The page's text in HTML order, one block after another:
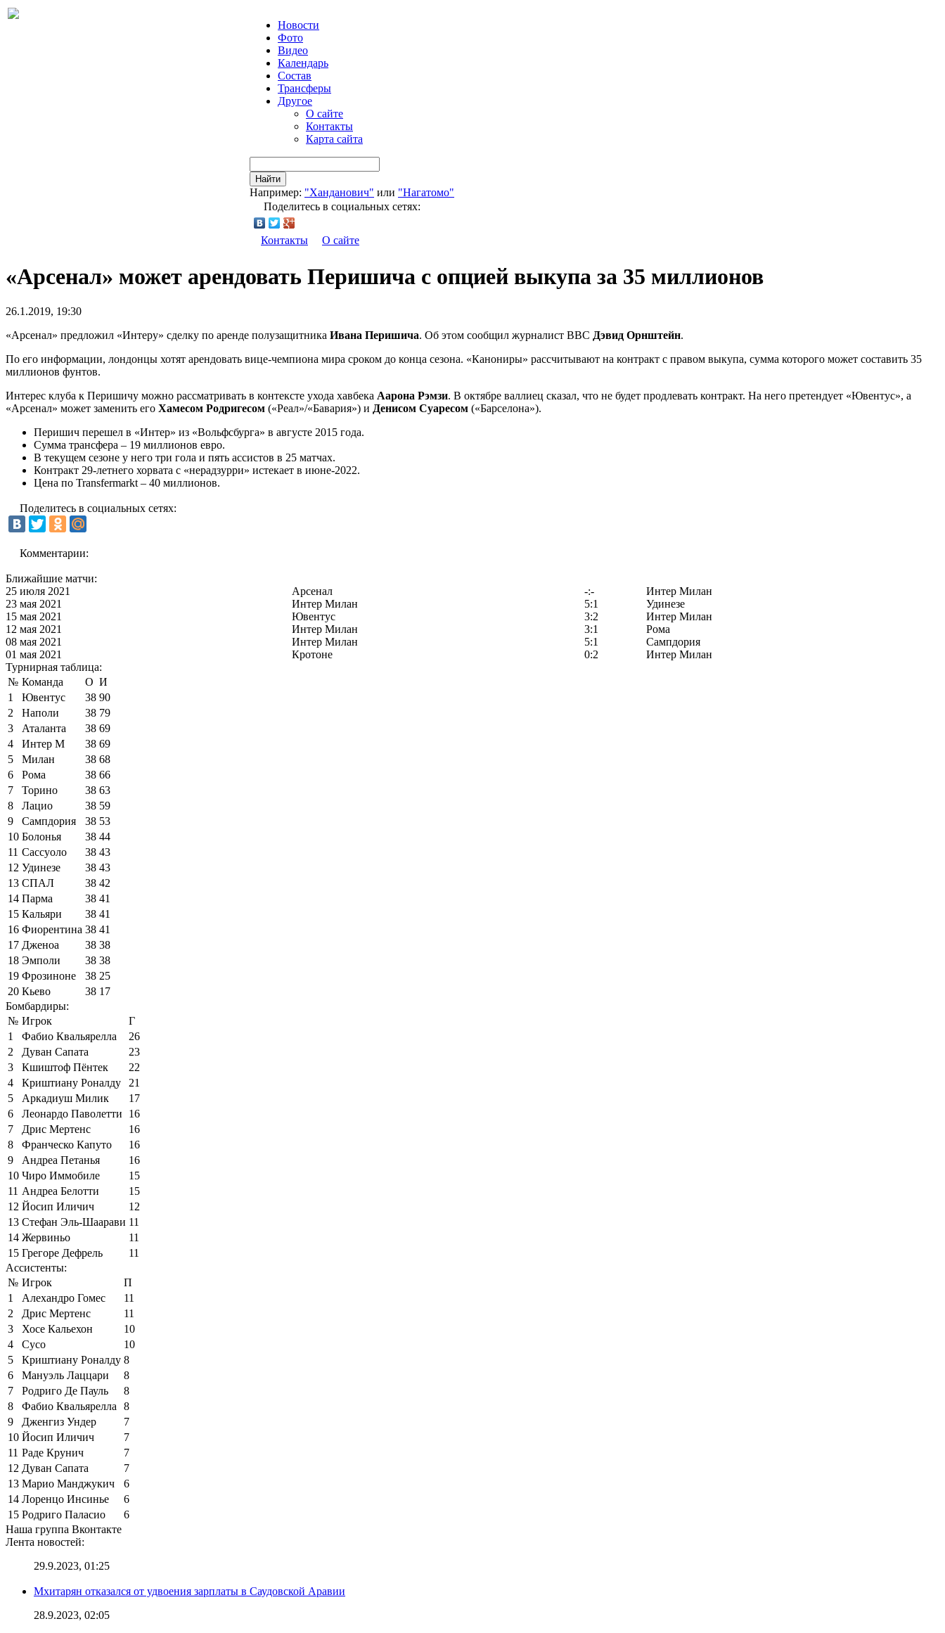
Новости
Фото
Видео
Календарь
Состав
Трансферы
Другое
О сайте
Контакты
Карта сайта
Найти
Например: "Ханданович" или "Нагатомо"
Поделитесь в социальных сетях:
Контакты О сайте
«Арсенал» может арендовать Перишича с опцией выкупа за 35 миллионов
26.1.2019, 19:30
«Арсенал» предложил «Интеру» сделку по аренде полузащитника Ивана Перишича. Об этом сообщил журналист BBC Дэвид Орнштейн.
По его информации, лондонцы хотят арендовать вице-чемпиона мира сроком до конца сезона. «Канониры» рассчитывают на контракт с правом выкупа, сумма которого может составить 35
миллионов фунтов.
Интерес клуба к Перишичу можно рассматривать в контексте ухода хавбека Аарона Рэмзи. В октябре валлиец сказал, что не будет продлевать контракт. На него претендует «Ювентус», а
«Арсенал» может заменить его Хамесом Родригесом («Реал»/«Бавария») и Денисом Суаресом («Барселона»).
Перишич перешел в «Интер» из «Вольфсбурга» в августе 2015 года.
Сумма трансфера – 19 миллионов евро.
В текущем сезоне у него три гола и пять ассистов в 25 матчах.
Контракт 29-летнего хорвата с «нерадзурри» истекает в июне-2022.
Цена по Transfermarkt – 40 миллионов.
Поделитесь в социальных сетях:
Комментарии:
Ближайшие матчи:
25 июля 2021
Арсенал -:-
Интер Милан
23 мая 2021
Интер Милан 5:1
Удинезе
15 мая 2021
Ювентус 3:2
Интер Милан
12 мая 2021
Интер Милан 3:1
Рома
08 мая 2021
Интер Милан 5:1
Сампдория
01 мая 2021
Кротоне 0:2
Интер Милан
Турнирная таблица:
№ Команда О И
1
Ювентус 38 90
2
Наполи 38 79
3
Аталанта 38 69
4
Интер М 38 69
5
Милан 38 68
6
Рома 38 66
7
Торино 38 63
8
Лацио 38 59
9
Сампдория 38 53
10 Болонья 38 44
11 Сассуоло 38 43
12 Удинезе 38 43
13 СПАЛ 38 42
14 Парма 38 41
15 Кальяри 38 41
16 Фиорентина 38 41
17 Дженоа 38 38
18 Эмполи 38 38
19 Фрозиноне 38 25
20 Кьево 38 17
Бомбардиры:
№ Игрок
Г
1
Фабио Квальярелла
26
2
Дуван Сапата
23
3
Кшиштоф Пёнтек
22
4
Криштиану Роналду
21
5
Аркадиуш Милик
17
6
Леонардо Паволетти
16
7
Дрис Мертенс
16
8
Франческо Капуто
16
9
Андреа Петанья
16
10 Чиро Иммобиле
15
11 Андреа Белотти
15
12 Йосип Иличич
12
13 Стефан Эль-Шаарави 11
14 Жервиньо
11
15 Грегоре Дефрель
11
Ассистенты:
№ Игрок
П
1
Алехандро Гомес
11
2
Дрис Мертенс
11
3
Хосе Кальехон
10
4
Сусо
10
5
Криштиану Роналду 8
6
Мануэль Лаццари
8
7
Родриго Де Пауль
8
8
Фабио Квальярелла
8
9
Дженгиз Ундер
7
10 Йосип Иличич
7
11 Раде Крунич
7
12 Дуван Сапата
7
13 Марио Манджукич
6
14 Лоренцо Инсинье
6
15 Родриго Паласио
6
Наша группа Вконтакте
Лента новостей:
29.9.2023, 01:25
Мхитарян отказался от удвоения зарплаты в Саудовской Аравии
28.9.2023, 02:05